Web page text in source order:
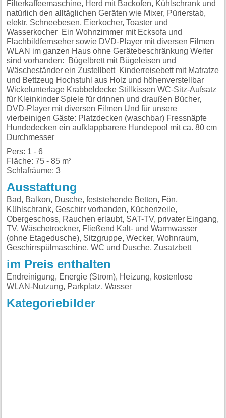
Filterkaffeemaschine, Herd mit Backofen, Kühlschrank und
natürlich den alltäglichen Geräten wie Mixer, Pürierstab,
elektr. Schneebesen, Eierkocher, Toaster und
Wasserkocher Ein Wohnzimmer mit Ecksofa und
Flachbildfernseher sowie DVD-Player mit diversen Filmen
WLAN im ganzen Haus ohne Gerätebeschränkung Weiter
sind vorhanden: Bügelbrett mit Bügeleisen und
Wäscheständer ein Zustellbett Kinderreisebett mit Matratze
und Bettzeug Hochstuhl aus Holz und höhenverstellbar
Wickelunterlage Krabbeldecke Stillkissen WC-Sitz-Aufsatz
für Kleinkinder Spiele für drinnen und draußen Bücher,
DVD-Player mit diversen Filmen Und für unsere
vierbeinigen Gäste: Platzdecken (waschbar) Fressnäpfe
Hundedecken ein aufklappbarere Hundepool mit ca. 80 cm
Durchmesser
Pers: 1 - 6
Fläche: 75 - 85 m²
Schlafräume: 3
Ausstattung
Bad, Balkon, Dusche, feststehende Betten, Fön,
Kühlschrank, Geschirr vorhanden, Küchenzeile,
Obergeschoss, Rauchen erlaubt, SAT-TV, privater Eingang,
TV, Wäschetrockner, Fließend Kalt- und Warmwasser
(ohne Etagedusche), Sitzgruppe, Wecker, Wohnraum,
Geschirrspülmaschine, WC und Dusche, Zusatzbett
im Preis enthalten
Endreinigung, Energie (Strom), Heizung, kostenlose
WLAN-Nutzung, Parkplatz, Wasser
Kategoriebilder